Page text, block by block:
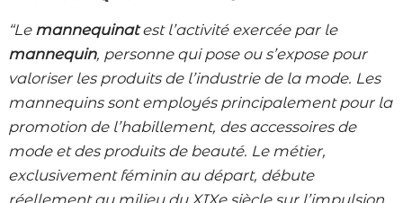
“Le mannequinatest l’activité exercée par le
mannequin, personne qui pose ou s’expose pour
valoriser les produits de l’industrie de la mode. Les
mannequins sont employés principalement pour la
promotion de l’habillement, des accessoires de
mode et des produits de beauté. Le métier,
exclusivement féminin au départ, débute
réellement au milieu du XIXe siècle sur l’impulsion